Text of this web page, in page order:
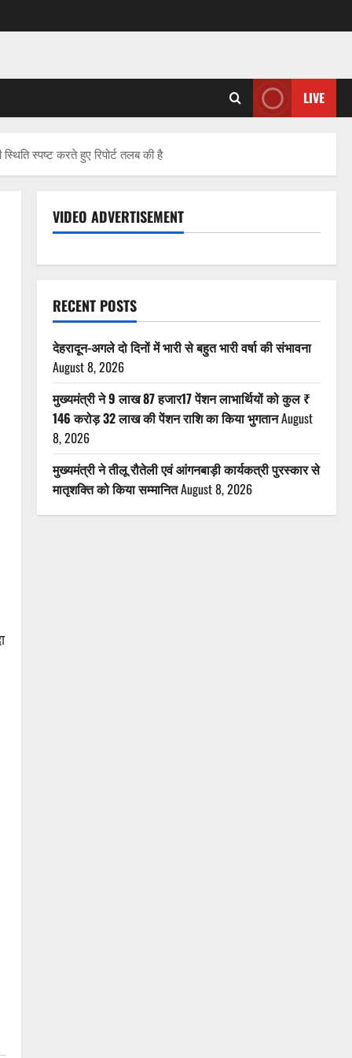
LIVE
स्पष्ट करते हुए रिपोर्ट तलब की है
VIDEO ADVERTISEMENT
RECENT POSTS
देहरादून-अगले दो दिनों में भारी से बहुत भारी वर्षा की संभावना
August 8, 2026
मुख्यमंत्री ने 9 लाख 87 हजार17 पेंशन लाभार्थियों को कुल ₹
146 करोड़ 32 लाख की पेंशन राशि का किया भुगतानAugust
8, 2026
मुख्यमंत्री ने तीलू रौतेली एवं आंगनबाड़ी कार्यकत्री पुरस्कार से
मातृशक्ति को किया सम्मानितAugust 8, 2026